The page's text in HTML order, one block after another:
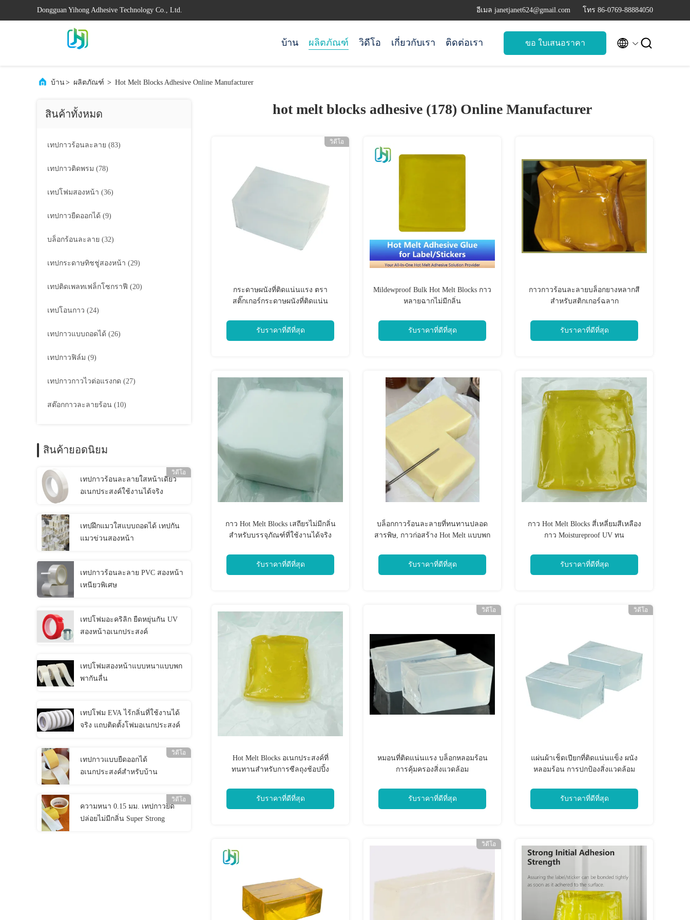
Dongguan Yihong Adhesive Technology Co., Ltd. อีเมล janetjanet624@gmail.com โทร 86-0769-88884050
บ้าน ผลิตภัณฑ์ วิดีโอ เกี่ยวกับเรา ติดต่อเรา ขอ ใบเสนอราคา  
บ้าน> ผลิตภัณฑ์ > Hot Melt Blocks Adhesive Online Manufacturer
สินค้าทั้งหมด
เทปกาวร้อนละลาย (83)
เทปกาวติดพรม (78)
เทปโฟมสองหน้า (36)
เทปกาวยืดออกได้ (9)
บล็อกร้อนละลาย (32)
เทปกระดาษทิชชู่สองหน้า (29)
เทปติดเพลทเฟล็กโซกราฟี (20)
เทปโอนกาว (24)
เทปกาวแบบถอดได้ (26)
เทปกาวฟิล์ม (9)
เทปกาวกาวไวต่อแรงกด (27)
สต๊อกกาวละลายร้อน (10)
สินค้ายอดนิยม
วิดีโอ
เทปกาวร้อนละลายใสหน้าเดียว
อเนกประสงค์ใช้งานได้จริง
เทปฝึกแมวใสแบบถอดได้ เทปกัน
แมวข่วนสองหน้า
เทปกาวร้อนละลาย PVC สองหน้า
เหนียวพิเศษ
เทปโฟมอะคริลิก ยืดหยุ่นกัน UV
สองหน้าอเนกประสงค์
เทปโฟมสองหน้าแบบหนาแบบพก
พากันลื่น
เทปโฟม EVA ไร้กลิ่นที่ใช้งานได้
จริง แถบติดตั้งโฟมอเนกประสงค์
วิดีโอ
เทปกาวแบบยืดออกได้
อเนกประสงค์สำหรับบ้าน
วิดีโอ
ความหนา 0.15 มม. เทปกาวยืด
ปล่อยไม่มีกลิ่น Super Strong
hot melt blocks adhesive (178) Online Manufacturer
วิดีโอ
กระดาษผนังที่ติดแน่นแรง ตรา
สติ๊กเกอร์กระดาษผนังที่ติดแน่น
รับราคาที่ดีที่สุด
Mildewproof Bulk Hot Melt Blocks กาว
หลายฉากไม่มีกลิ่น
รับราคาที่ดีที่สุด
กาวกาวร้อนละลายบล็อกยางหลากสี
สำหรับสติกเกอร์ฉลาก
รับราคาที่ดีที่สุด
กาว Hot Melt Blocks เสถียรไม่มีกลิ่น
สำหรับบรรจุภัณฑ์ที่ใช้งานได้จริง
รับราคาที่ดีที่สุด
บล็อกกาวร้อนละลายที่ทนทานปลอด
สารพิษ, กาวก่อสร้าง Hot Melt แบบพก
รับราคาที่ดีที่สุด
กาว Hot Melt Blocks สี่เหลี่ยมสีเหลือง
กาว Moistureproof UV ทน
รับราคาที่ดีที่สุด
Hot Melt Blocks อเนกประสงค์ที่
ทนทานสำหรับการซีลถุงช้อปปิ้ง
รับราคาที่ดีที่สุด
วิดีโอ
หมอนที่ติดแน่นแรง บล็อกหลอมร้อน
การคุ้มครองสิ่งแวดล้อม
รับราคาที่ดีที่สุด
วิดีโอ
แผ่นผ้าเช็ดเปียกที่ติดแน่นแข็ง ผนัง
หลอมร้อน การปกป้องสิ่งแวดล้อม
รับราคาที่ดีที่สุด
วิดีโอ